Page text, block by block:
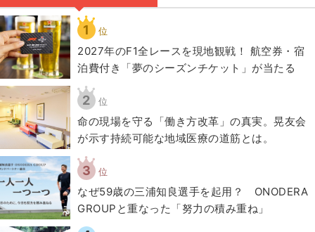
1 位
2027年のF1全レースを現地観戦！ 航空券・宿
泊費付き「夢のシーズンチケット」が当たる
2 位
​命の現場を守る「働き方改革」の真実。晃友会
が示す持続可能な地域医療の道筋とは。
3 位
なぜ59歳の三浦知良選手を起用？ ONODERA
GROUPと重なった「努力の積み重ね」